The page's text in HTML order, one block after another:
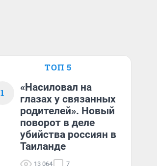
ТОП 5
1
«Насиловал на
глазах у связанных
родителей». Новый
поворот в деле
убийства россиян в
Таиланде
13 064 7